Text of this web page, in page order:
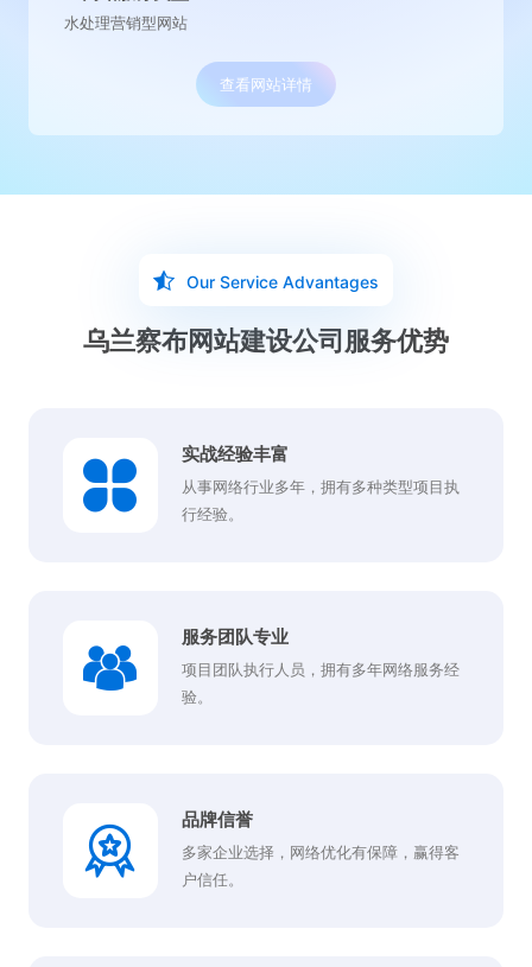
水处理营销型网站
查看网站详情
Our Service Advantages
乌兰察布网站建设公司服务优势
实战经验丰富
从事网络行业多年，拥有多种类型项目执
行经验。
服务团队专业
项目团队执行人员，拥有多年网络服务经
验。
品牌信誉
多家企业选择，网络优化有保障，赢得客
户信任。